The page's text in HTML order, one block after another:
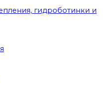
гидроботинки и